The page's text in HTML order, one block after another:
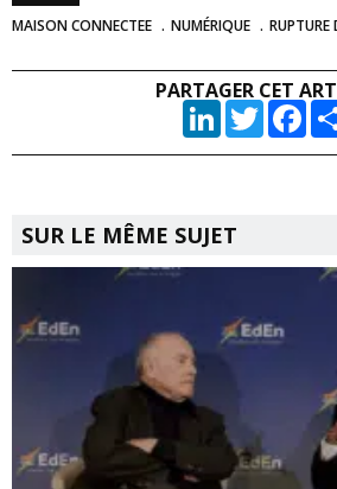
MAISON CONNECTEE NUMÉRIQUE RUPTURE
PARTAGER CET
LinkedInTwitter
SUR LE MÊME SUJET